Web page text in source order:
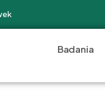
Badania